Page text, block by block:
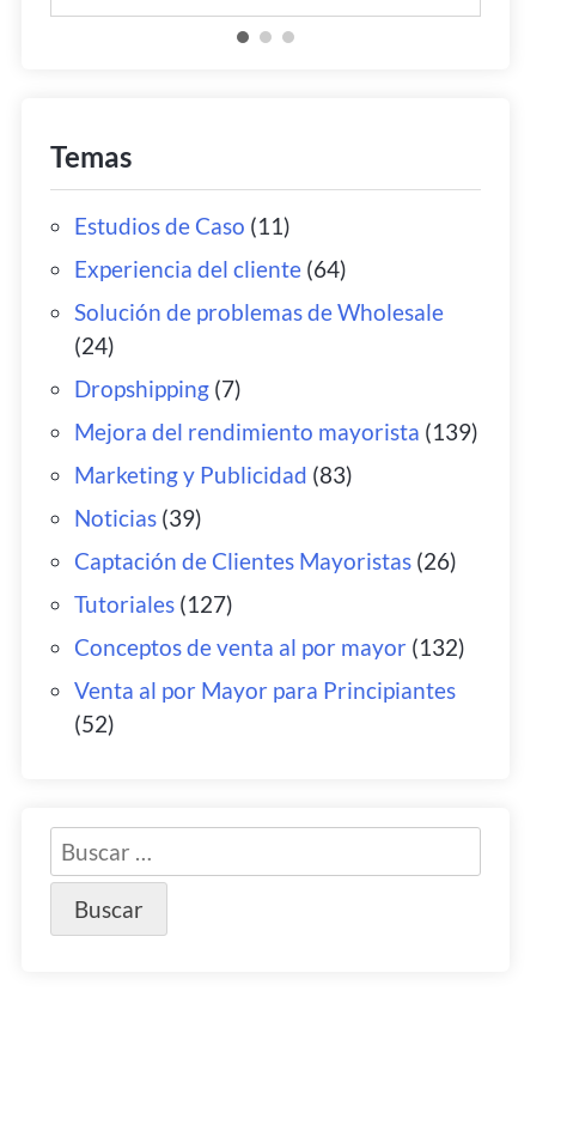
Temas
Estudios de Caso (11)
Experiencia del cliente (64)
Solución de problemas de Wholesale
(24)
Dropshipping (7)
Mejora del rendimiento mayorista (139)
Marketing y Publicidad (83)
Noticias (39)
Captación de Clientes Mayoristas (26)
Tutoriales (127)
Conceptos de venta al por mayor (132)
Venta al por Mayor para Principiantes
(52)